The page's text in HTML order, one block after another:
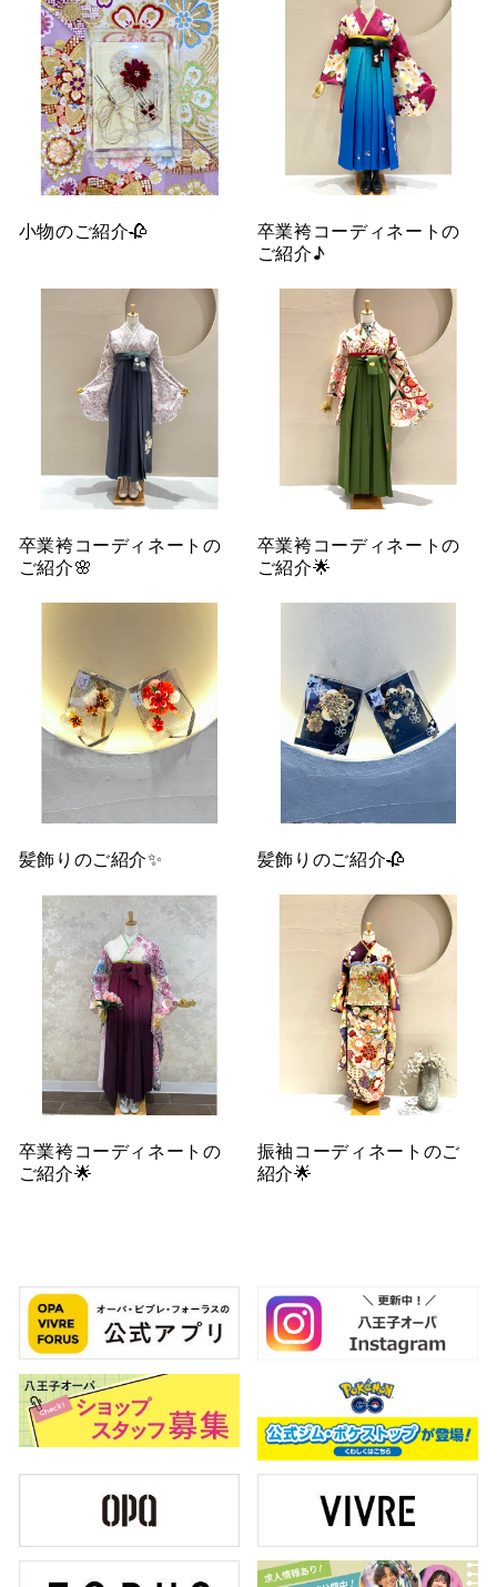
小物のご紹介🥀
卒業袴コーディネートの
ご紹介♪
卒業袴コーディネートの
ご紹介🌸
卒業袴コーディネートの
ご紹介🌟
髪飾りのご紹介✨ 髪飾りのご紹介🥀
卒業袴コーディネートの
ご紹介🌟
振袖コーディネートのご
紹介🌟